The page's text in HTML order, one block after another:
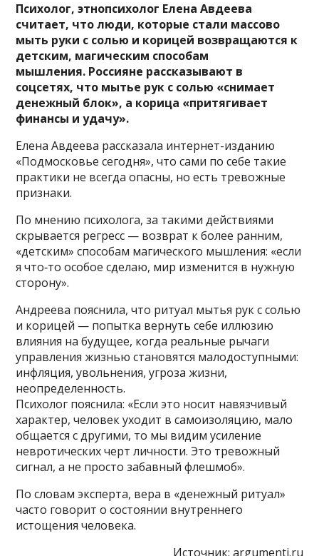
Психолог, этнопсихолог Елена Авдеева
считает, что люди, которые стали массово
мыть руки с солью и корицей возвращаются к
детским, магическим способам
мышления. Россияне рассказывают в
соцсетях, что мытье рук с солью «снимает
денежный блок», а корица «притягивает
финансы и удачу».
Елена Авдеева рассказала интернет-изданию
«Подмосковье сегодня», что сами по себе такие
практики не всегда опасны, но есть тревожные
признаки.
По мнению психолога, за такими действиями
скрывается регресс — возврат к более ранним,
«детским» способам магического мышления: «если
я что‑то особое сделаю, мир изменится в нужную
сторону».
Андреева пояснила, что ритуал мытья рук с солью
и корицей — попытка вернуть себе иллюзию
влияния на будущее, когда реальные рычаги
управления жизнью становятся малодоступными:
инфляция, увольнения, угроза жизни,
неопределенность.
Психолог пояснила: «Если это носит навязчивый
характер, человек уходит в самоизоляцию, мало
общается с другими, то мы видим усиление
невротических черт личности. Это тревожный
сигнал, а не просто забавный флешмоб».
По словам эксперта, вера в «денежный ритуал»
часто говорит о состоянии внутреннего
истощения человека.
Источник: argumenti.ru